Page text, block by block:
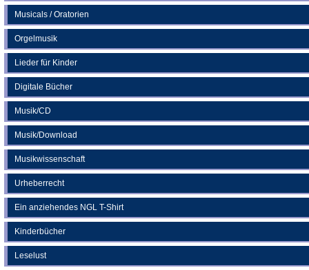
Musicals / Oratorien
Orgelmusik
Lieder für Kinder
Digitale Bücher
Musik/CD
Musik/Download
Musikwissenschaft
Urheberrecht
Ein anziehendes NGL T-Shirt
Kinderbücher
Leselust